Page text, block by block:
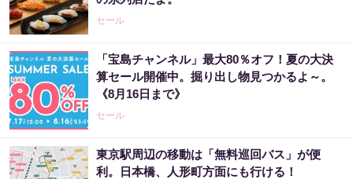
セール
「宝島チャンネル」最大80％オフ！夏の大決
算セール開催中。掘り出し物見つかるよ～。
《8月16日まで》
セール
東京駅周辺の移動は「無料巡回バス」が便
利。日本橋、人形町方面にも行ける！